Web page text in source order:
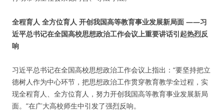
全程育人 全方位育人 开创我国高等教育事业发展新局面 ——习
近平总书记在全国高校思想政治工作会议上重要讲话引起热烈反
响
习近平总书记在全国高校思想政治工作会议上指出：“要坚持把立
德树人作为中心环节，把思想政治工作贯穿教育教学全过程，实
现全程育人、全方位育人，努力开创我国高等教育事业发展新局
面。”在广大高校师生中引发了强烈反响。